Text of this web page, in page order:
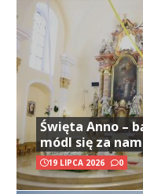
Święta Anno –
módl się za
19 LIPCA 2026 0